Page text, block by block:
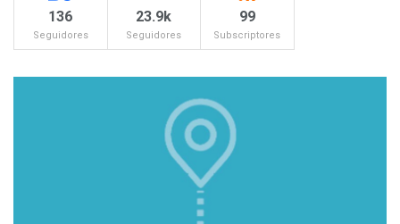
136
Seguidores
23.9k
Seguidores
99
Subscriptores